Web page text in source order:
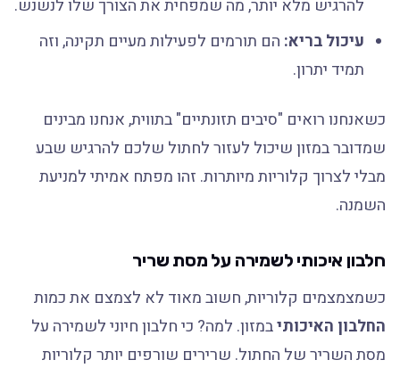
להרגיש מלא יותר, מה שמפחית את הצורך שלו לנשנש.
עיכול בריא:הם תורמים לפעילות מעיים תקינה, וזה
תמיד יתרון.
כשאנחנו רואים "סיבים תזונתיים" בתווית, אנחנו מבינים
שמדובר במזון שיכול לעזור לחתול שלכם להרגיש שבע
מבלי לצרוך קלוריות מיותרות. זהו מפתח אמיתי למניעת
השמנה.
חלבון איכותי לשמירה על מסת שריר
כשמצמצמים קלוריות, חשוב מאוד לא לצמצם את כמות
החלבון האיכותיבמזון. למה? כי חלבון חיוני לשמירה על
מסת השריר של החתול. שרירים שורפים יותר קלוריות